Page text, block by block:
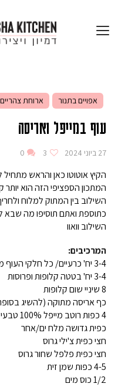
אפויים בתנור ארוחת צהריים
עוף במייפל ואריסה
27 ביוני 2024 3
0
הקיץ אוטוטו כאן והראש מתחיל
המתכון הספציפי הזה הוא
השילוב בין המתוק למלוח
כתוספת ואתם תוסיפו מה
השילוב וואוו
המרכיבים:
3-4 יח' כרעיים/ כל חלקי העוף מתאימים
3-4 יח' בטטה קלופות ופרוסות
8 שיניי שום קלופות
כף אריסה מתוקה (להשיג
4 כפות רוטב מייפל 100% טבעי
כפית גדושה מלח ים/אחר
חצי כפית צ'ילי גרוס
חצי כפית פלפל שחור גרוס
4-5 כפות שמן זית
1/2 כוס מים